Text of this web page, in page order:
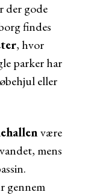
der gode
findes
, hvor
parker har
eller
være
mens
gennem